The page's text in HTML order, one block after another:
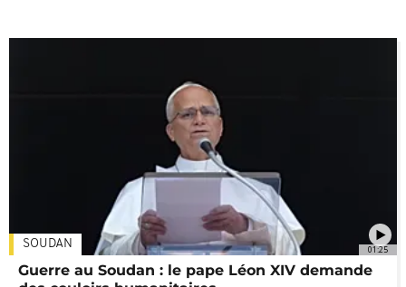
01:25
SOUDAN
Guerre au Soudan : le pape Léon XIV demande